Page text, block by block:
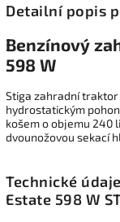
Detailní popis
Benzínový
598 W
Stiga zahradní
hydrostatickým
košem o objemu 240
dvounožovou sekací
Technické
Estate 598 W